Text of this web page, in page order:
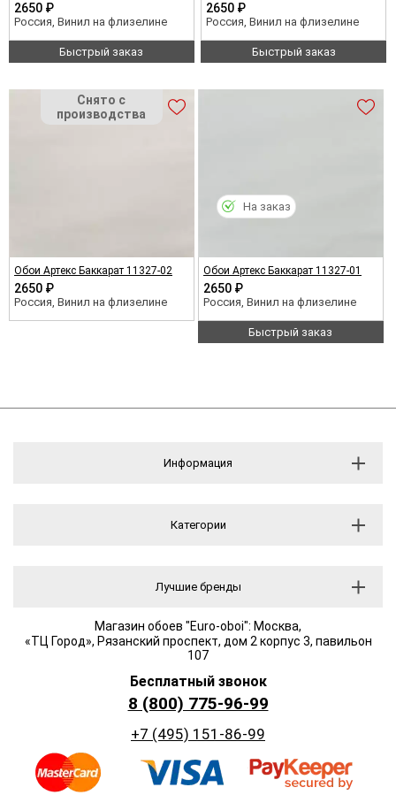
2650 ₽
Россия, Винил на флизелине
Быстрый заказ
2650 ₽
Россия, Винил на флизелине
Быстрый заказ
Обои Артекс Баккарат 11327-02
2650 ₽
Россия, Винил на флизелине
Обои Артекс Баккарат 11327-01
2650 ₽
Россия, Винил на флизелине
Быстрый заказ
На заказ
Информация
Категории
Лучшие бренды
Магазин обоев "Euro-oboi": Москва,
«ТЦ Город», Рязанский проспект, дом 2 корпус 3, павильон
107
Бесплатный звонок
8 (800) 775-96-99
+7 (495) 151-86-99